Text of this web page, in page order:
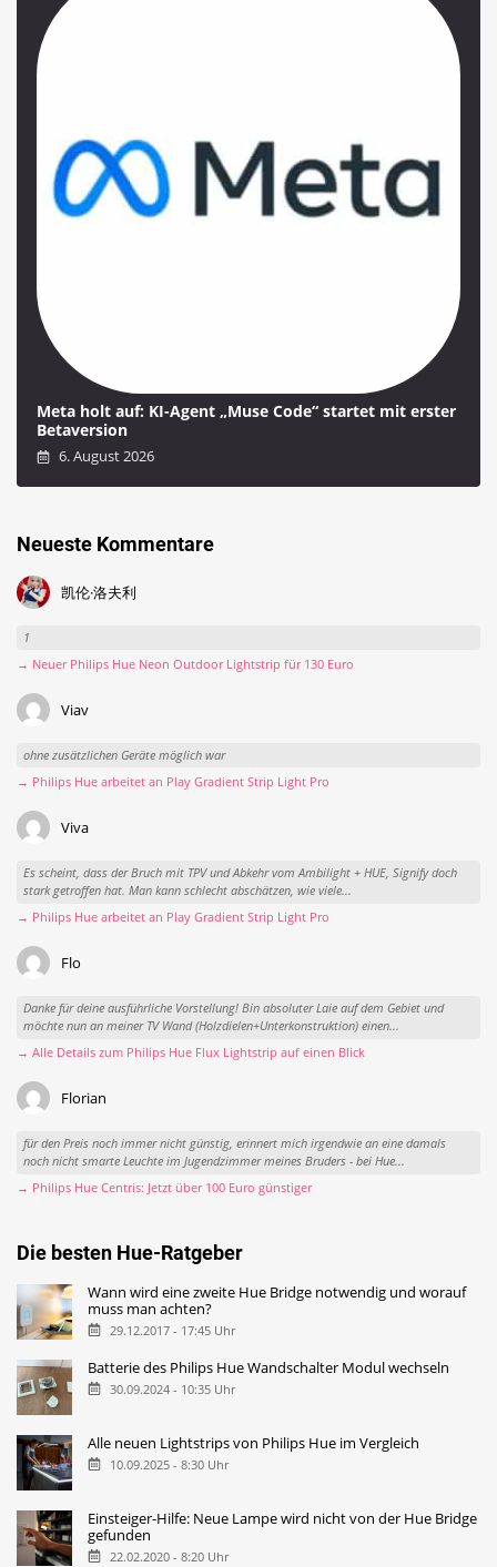
Meta holt auf: KI-Agent „Muse Code“ startet mit erster
Betaversion
6. August 2026
Neueste Kommentare
凯伦·洛夫利
1
→ Neuer Philips Hue Neon Outdoor Lightstrip für 130 Euro
Viav
ohne zusätzlichen Geräte möglich war
→ Philips Hue arbeitet an Play Gradient Strip Light Pro
Viva
Es scheint, dass der Bruch mit TPV und Abkehr vom Ambilight + HUE, Signify doch
stark getroffen hat. Man kann schlecht abschätzen, wie viele...
→ Philips Hue arbeitet an Play Gradient Strip Light Pro
Flo
Danke für deine ausführliche Vorstellung! Bin absoluter Laie auf dem Gebiet und
möchte nun an meiner TV Wand (Holzdielen+Unterkonstruktion) einen...
→ Alle Details zum Philips Hue Flux Lightstrip auf einen Blick
Florian
für den Preis noch immer nicht günstig, erinnert mich irgendwie an eine damals
noch nicht smarte Leuchte im Jugendzimmer meines Bruders - bei Hue...
→ Philips Hue Centris: Jetzt über 100 Euro günstiger
Die besten Hue-Ratgeber
Wann wird eine zweite Hue Bridge notwendig und worauf
muss man achten?
29.12.2017 - 17:45 Uhr
Batterie des Philips Hue Wandschalter Modul wechseln
30.09.2024 - 10:35 Uhr
Alle neuen Lightstrips von Philips Hue im Vergleich
10.09.2025 - 8:30 Uhr
Einsteiger-Hilfe: Neue Lampe wird nicht von der Hue Bridge
gefunden
22.02.2020 - 8:20 Uhr